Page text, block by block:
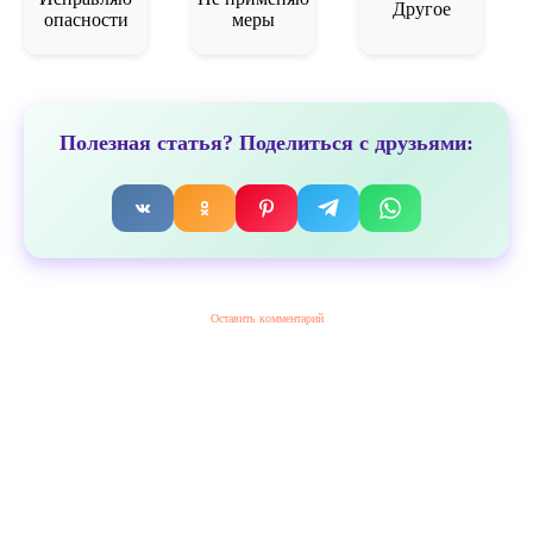
опасности
меры
Другое
Полезная статья? Поделиться с друзьями:
Оставить комментарий